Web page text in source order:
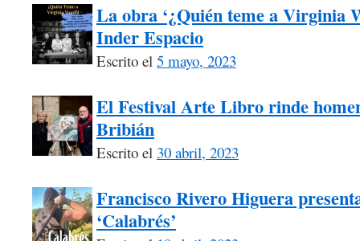
La obra ‘¿Quién teme a Virginia
Inder Espacio
Escrito el 5 mayo, 2023
El Festival Arte Libro rinde
Bribián
Escrito el 30 abril, 2023
Francisco Rivero Higuera
‘Calabrés’